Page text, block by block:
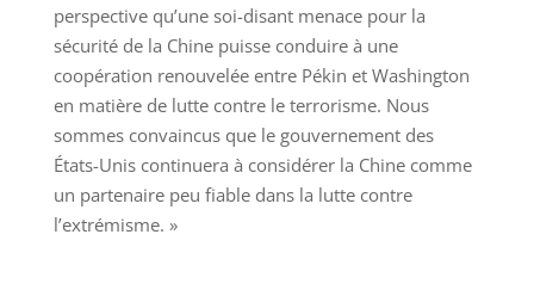
perspective qu’une soi-disant menace pour la
sécurité de la Chine puisse conduire à une
coopération renouvelée entre Pékin et Washington
en matière de lutte contre le terrorisme. Nous
sommes convaincus que le gouvernement des
États-Unis continuera à considérer la Chine comme
un partenaire peu fiable dans la lutte contre
l’extrémisme. »